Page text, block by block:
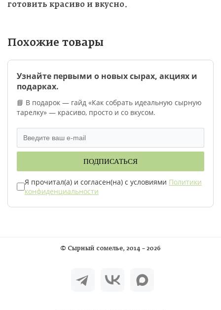
готовить красиво и вкусно.
Похожие товары
Узнайте первыми о новых сырах, акциях и
подарках.
📘 В подарок — гайд «Как собрать идеальную сырную
тарелку» — красиво, просто и со вкусом.
ПОДПИСАТЬСЯ
Я прочитал(а) и согласен(на) с условиями Политики
конфиденциальности
© Сырный сомелье, 2014 – 2026